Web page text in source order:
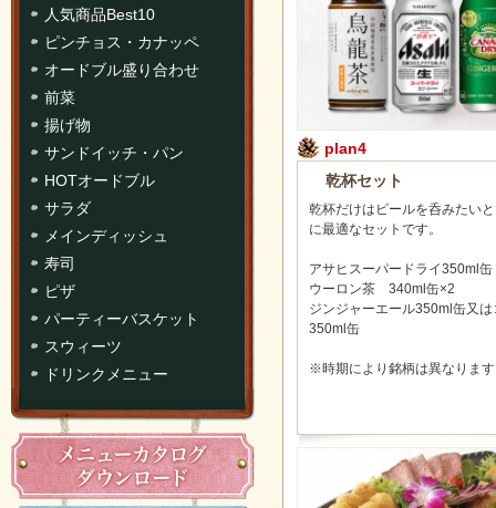
人気商品Best10
ピンチョス・カナッペ
オードブル盛り合わせ
前菜
揚げ物
サンドイッチ・パン
HOTオードブル
サラダ
メインディッシュ
寿司
ピザ
パーティーバスケット
スウィーツ
ドリンクメニュー
plan4
乾杯セット
乾杯だけはビールを呑みたい
に最適なセットです。
アサヒスーパードライ350ml缶
ウーロン茶 340ml缶×2
ジンジャーエール350ml缶又は
350ml缶
※時期により銘柄は異なりま